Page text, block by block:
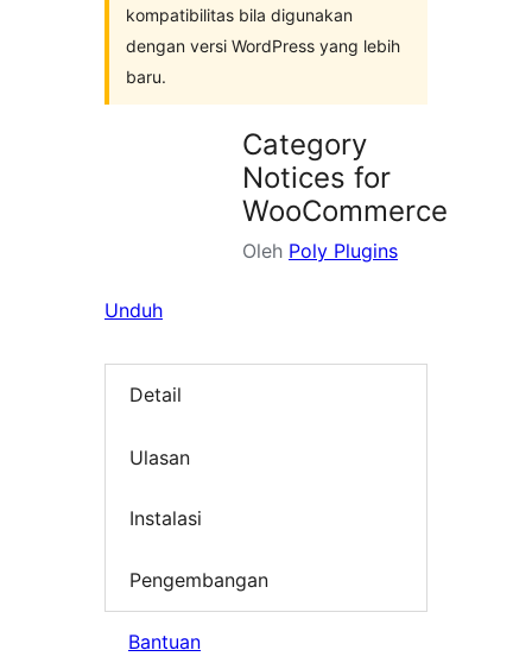
kompatibilitas bila digunakan
dengan versi WordPress yang lebih
baru.
Category
Notices for
WooCommerce
Oleh Poly Plugins
Unduh
Detail
Ulasan
Instalasi
Pengembangan
Bantuan